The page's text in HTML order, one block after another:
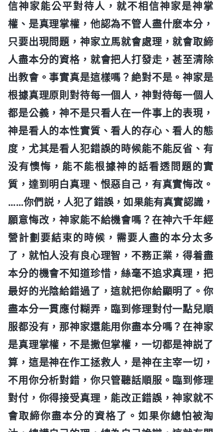
信神家能公平對待人，就不相信神家是神掌
權、是真理掌權，他認為不管人盡什麽本分，
只要出現問題，神家立馬就會處理，就會取締
人盡本分的資格，就會把人打發走，甚至清除
出教會。事實真是這樣嗎？絶對不是。神家是
根據真理原則對待每一個人，神對待每一個人
都是公義，神不是只看人在一件事上的表現，
神是看人的本性實質、看人的存心、看人的態
度，尤其是看人犯錯誤的時候能不能反省、有
没有懊悔，能不能根據神的話看透問題的實
質，達到明白真理、恨惡自己，有真實悔改。
……你們説，人犯了錯誤，如果能有真實認識，
願意悔改，神家能不給機會嗎？在神六千年經
營計劃要結束的時候，需要人盡的本分太多
了，就怕人没有良心理智，不務正業，得着盡
本分的機會不知道珍惜，絲毫不追求真理，把
最好的光陰給錯過了，這就把你給顯明了。你
盡本分一貫應付糊弄，臨到修理對付一點兒順
服都没有，那神家還能用你盡本分嗎？在神家
是真理掌權，不是撒但掌權，一切都是神説了
算，這是神在作工拯救人，是神在主宰一切，
不用你分析對錯，你只管聽話順服。臨到修理
對付，你得接受真理，能改正錯誤，神家就不
會取締你盡本分的資格了。如果你總怕被淘